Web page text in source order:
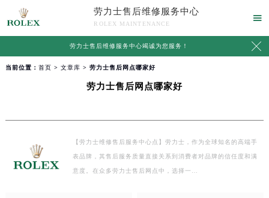
劳力士售后维修服务中心
ROLEX MAINTENANCE

劳力士售后维修服务中心竭诚为您服务！ 
当前位置： 首页 > 文章库 > 劳力士售后网点哪家好
劳力士售后网点哪家好
【劳力士维修售后服务中心点】劳力士，作为全球知名的高端手
表品牌，其售后服务质量直接关系到消费者对品牌的信任度和满
意度。在众多劳力士售后网点中，选择一…